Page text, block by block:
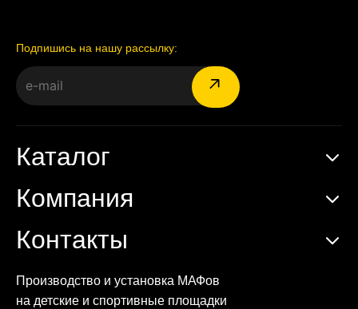
Подпишись на нашу рассылку:
Производство и установка МАФов
на детские и спортивные площадки
Каталог
Компания
Контакты